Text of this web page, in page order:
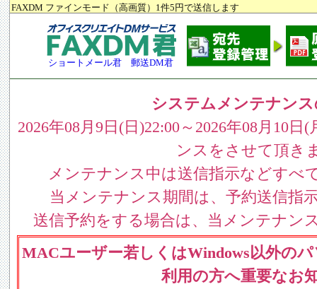
FAXDM ファインモード（高画質）1件5円で送信します
ショートメール君 郵送DM君
システムメンテナン
2026年08月9日(日)22:00～2026年08月10
ンスをさせて頂き
メンテナンス中は送信指示などすべ
当メンテナンス期間は、予約送信指
送信予約をする場合は、当メンテナン
MACユーザー若しくはWindows以外の
利用の方へ重要なお